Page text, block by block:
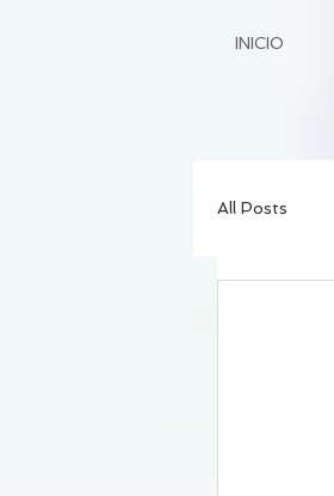
INICIO
All Posts